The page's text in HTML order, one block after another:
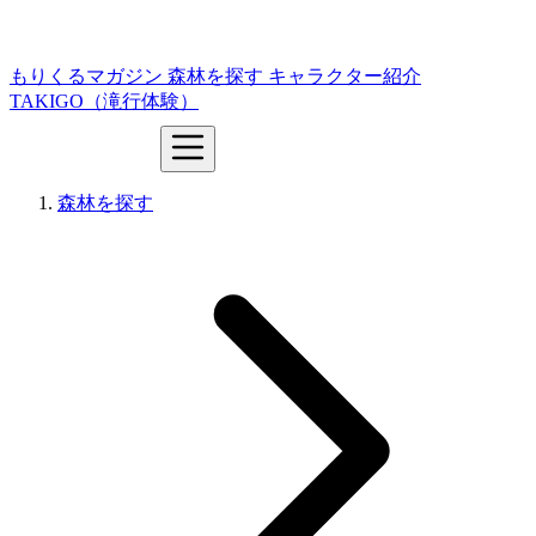
もりくるマガジン 森林を探す キャラクター紹介
TAKIGO（滝行体験）
森林を探す